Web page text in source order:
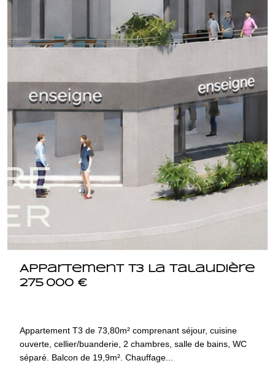
Appartement T3 La Talaudière
275 000 €
Appartement T3 de 73,80m² comprenant séjour, cuisine
ouverte, cellier/buanderie, 2 chambres, salle de bains, WC
séparé. Balcon de 19,9m². Chauffage...